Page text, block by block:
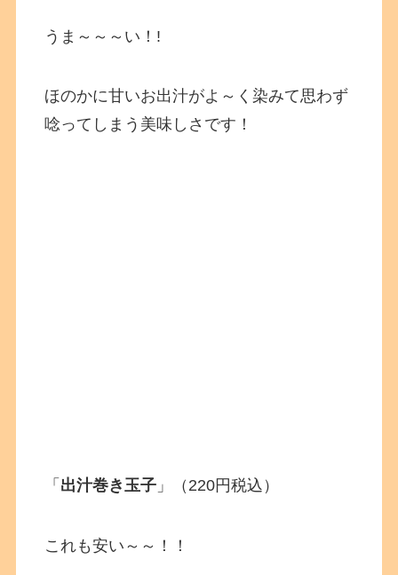
うま～～～い！!
ほのかに甘いお出汁がよ～く染みて思わず
唸ってしまう美味しさです！
「 出汁巻き玉子 」（220円税込）
これも安い～～！！